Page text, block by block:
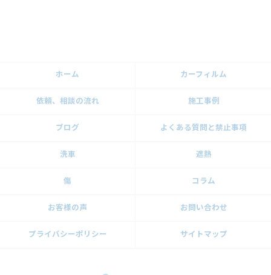
ホーム カーフィルム
依頼、相談の流れ 施工事例
ブログ よくある質問と禁止事項
洗車 遮熱
傷 コラム
お客様の声 お問い合わせ
プライバシーポリシー サイトマップ